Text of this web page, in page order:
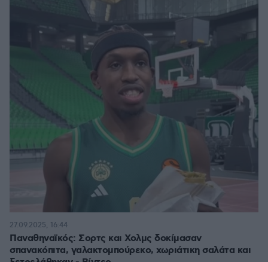
Παναθηναϊκός: Σορτς και Χολμς δοκίμασαν
σπανακόπιτα, γαλακτομπούρεκο, χωριάτικη σαλάτα και
27.09.2025, 16:44